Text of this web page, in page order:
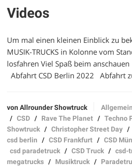
Videos
Um mal einen kleinen Einblick zu
MUSIK-TRUCKS in Kolonne vom
losfahren Viel Spaß beim
Abfahrt CSD Berlin 2022 Abfahrt
von Allrounder Showtruck Allgemein
/CSD / Rave The Planet /Techno
Showtruck /Christopher Street Day
csd berlin /CSD Frankfurt /CSD
csd paradetruck /CSD Truck /csd-
megatrucks / Musiktruck /